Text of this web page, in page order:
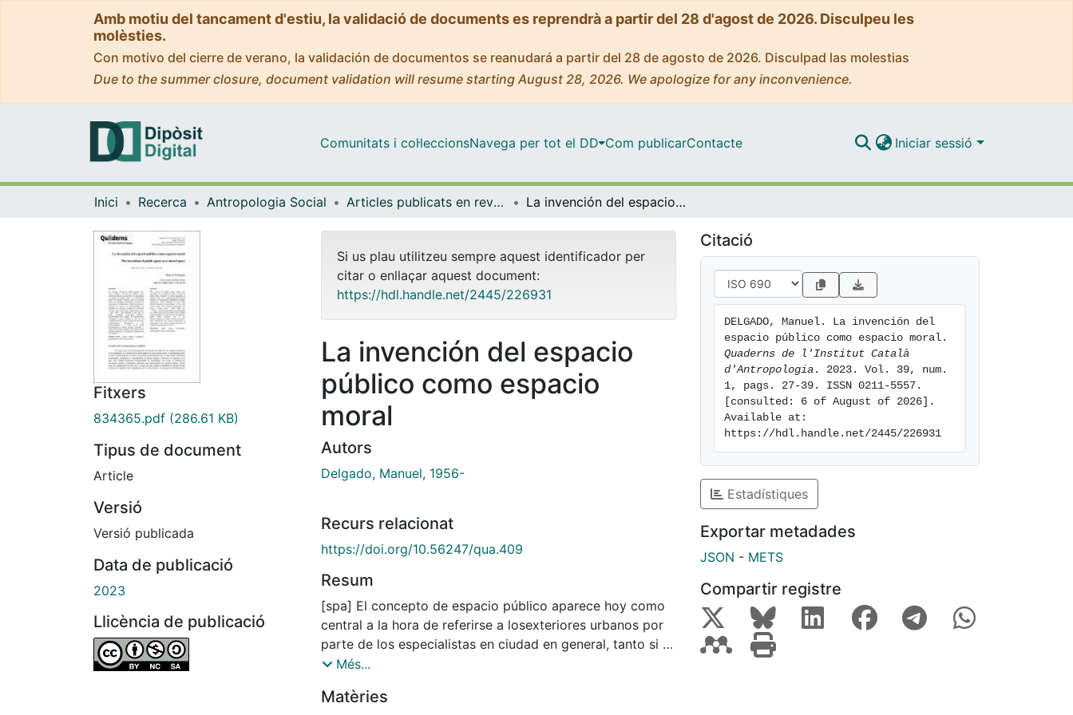
Amb motiu del tancament d'estiu, la validació de documents es reprendrà a partir del 28 d'agost de 2026. Disculpeu les
molèsties.
Con motivo del cierre de verano, la validación de documentos se reanudará a partir del 28 de agosto de 2026. Disculpad las molestias
Due to the summer closure, document validation will resume starting August 28, 2026. We apologize for any inconvenience.
Comunitats i col·leccionsNavega per tot el DD Com publicarContacte Iniciar sessió
Inici Recerca Antropologia Social Articles publicats en revistes (Antropologia Social) La invención del espacio público como espacio moral
Fitxers
834365.pdf (286.61 KB)
Tipus de document
Article
Versió
Versió publicada
Data de publicació
2023
Llicència de publicació
Si us plau utilitzeu sempre aquest identificador per
citar o enllaçar aquest document:
https://hdl.handle.net/2445/226931
La invención del espacio
público como espacio
moral
Autors
Delgado, Manuel, 1956-
Recurs relacionat
https://doi.org/10.56247/qua.409
Resum
[spa] El concepto de espacio público aparece hoy como
central a la hora de referirse a losexteriores urbanos por
parte de los especialistas en ciudad en general, tanto si se
pronunciandesde las ciencias sociales como si lo hacen
laarquitectura, el urbanismo, o desde los discursos
Més...
Matèries
Citació
DELGADO, Manuel. La invención del
Quaderns de l'Institut Català
d'Antropologia . 2023. Vol. 39, num.
1, pags. 27-39. ISSN 0211-5557.
[consulted: 6 of August of 2026].
Available at:
https://hdl.handle.net/2445/226931
Estadístiques
Exportar metadades
JSON - METS
Compartir registre